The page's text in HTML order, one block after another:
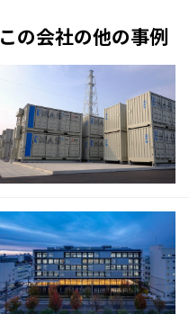
この会社の他の事例